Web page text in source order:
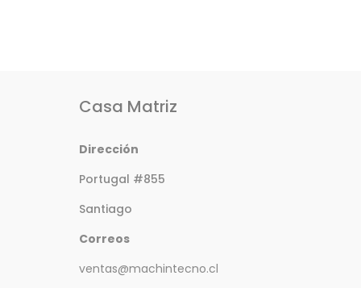
Casa Matriz
Dirección
Portugal #855
Santiago
Correos
ventas@machintecno.cl